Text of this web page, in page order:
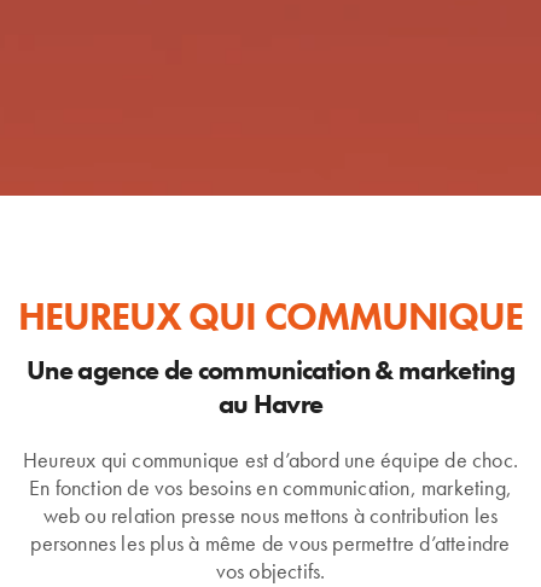
HEUREUX QUI COMMUNIQUE
Une agence de communication & marketing
au Havre
Heureux qui communique est d’abord une équipe de choc.
En fonction de vos besoins en communication, marketing,
web ou relation presse nous mettons à contribution les
personnes les plus à même de vous permettre d’atteindre
vos objectifs.